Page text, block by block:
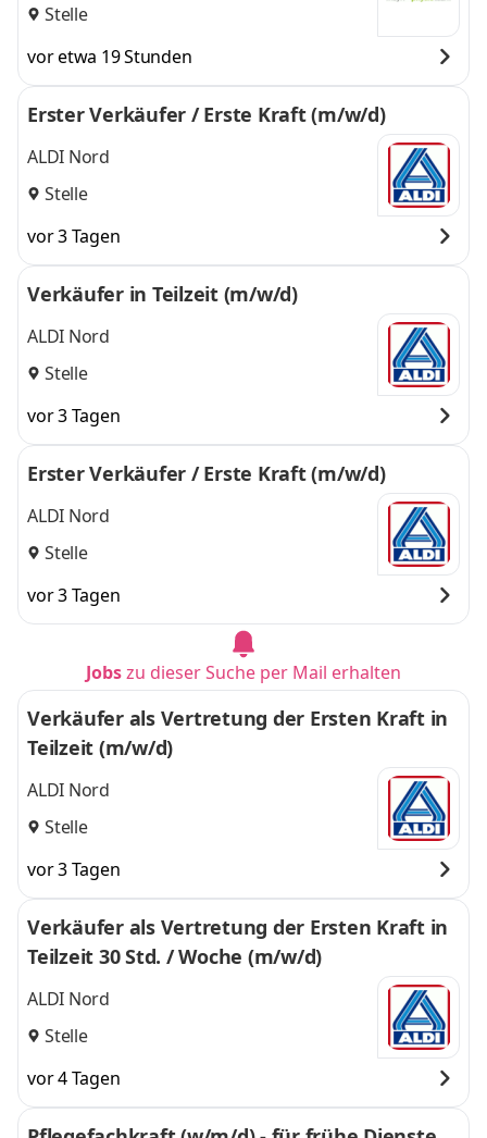
Stelle
vor etwa 19 Stunden
Erster Verkäufer / Erste Kraft (m/w/d)
ALDI Nord
Stelle
vor 3 Tagen
Verkäufer in Teilzeit (m/w/d)
ALDI Nord
Stelle
vor 3 Tagen
Erster Verkäufer / Erste Kraft (m/w/d)
ALDI Nord
Stelle
vor 3 Tagen
Jobszu dieser Suche per Mail erhalten
Verkäufer als Vertretung der Ersten Kraft in
Teilzeit (m/w/d)
ALDI Nord
Stelle
vor 3 Tagen
Verkäufer als Vertretung der Ersten Kraft in
Teilzeit 30 Std. / Woche (m/w/d)
ALDI Nord
Stelle
vor 4 Tagen